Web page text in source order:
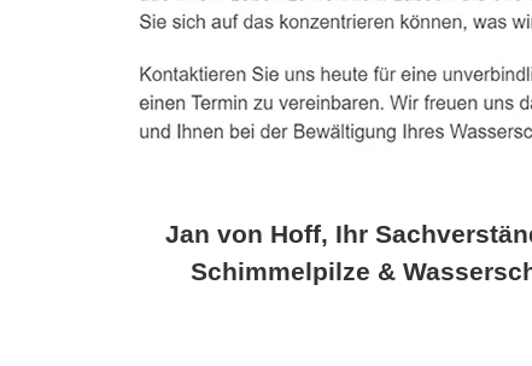
Jan von Hoff, Ihr
Schimmelpilze &